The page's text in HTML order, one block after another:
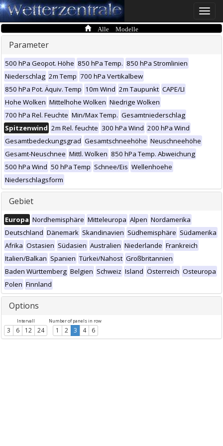
Toggle
Alle Modelle
Parameter
500 hPa Geopot. Höhe 850 hPa Temp. 850 hPa Stromlinien
Niederschlag 2m Temp 700 hPa Vertikalbew
850 hPa Pot. Äquiv. Temp 10m Wind 2m Taupunkt CAPE/LI
Hohe Wolken Mittelhohe Wolken Niedrige Wolken
700 hPa Rel. Feuchte Min/Max Temp. Gesamtniederschlag
Spitzenwind 2m Rel. feuchte 300 hPa Wind 200 hPa Wind
Gesamtbedeckungsgrad Gesamtschneehöhe Neuschneehöhe
Gesamt-Neuschnee Mittl. Wolken 850 hPa Temp. Abweichung
500 hPa Wind 50 hPa Temp Schnee/Eis Wellenhoehe
Niederschlagsform
Gebiet
Europa Nordhemisphäre Mitteleuropa Alpen Nordamerika
Deutschland Dänemark Skandinavien Südhemisphäre Südamerika
Afrika Ostasien Südasien Australien Niederlande Frankreich
Italien/Balkan Spanien Türkei/Nahost Großbritannien
Baden Württemberg Belgien Schweiz Island Österreich Osteuropa
Polen Finnland
Options
Intervall
3 6 12 24
Number of panels in row
1 2 3 4 6